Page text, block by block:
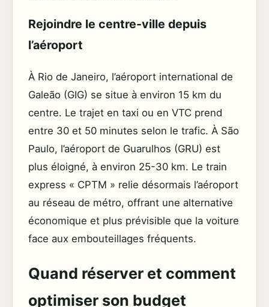
Rejoindre le centre-ville depuis
l’aéroport
À Rio de Janeiro, l’aéroport international de
Galeão (GIG) se situe à environ 15 km du
centre. Le trajet en taxi ou en VTC prend
entre 30 et 50 minutes selon le trafic. À São
Paulo, l’aéroport de Guarulhos (GRU) est
plus éloigné, à environ 25-30 km. Le train
express « CPTM » relie désormais l’aéroport
au réseau de métro, offrant une alternative
économique et plus prévisible que la voiture
face aux embouteillages fréquents.
Quand réserver et comment
optimiser son budget